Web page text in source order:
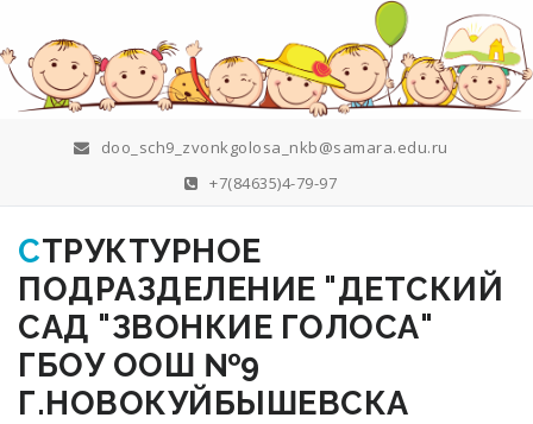
содержимому
doo_sch9_zvonkgolosa_nkb@samara.edu.ru
+7(84635)4-79-97
СТРУКТУРНОЕ
ПОДРАЗДЕЛЕНИЕ "ДЕТСКИЙ
САД "ЗВОНКИЕ ГОЛОСА"
ГБОУ ООШ №9
Г.НОВОКУЙБЫШЕВСКА